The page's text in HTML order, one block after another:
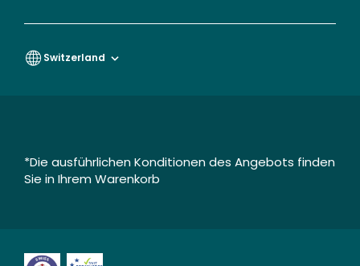
Switzerland
*Die ausführlichen Konditionen des Angebots finden
Sie in Ihrem Warenkorb